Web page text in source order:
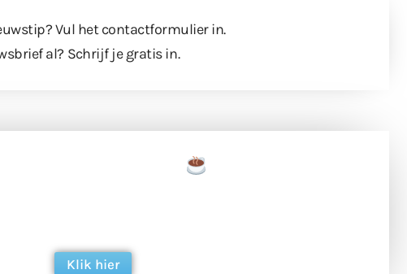
Vul het contactformulierin.
al? Schrijf je gratis in.
Klik hier